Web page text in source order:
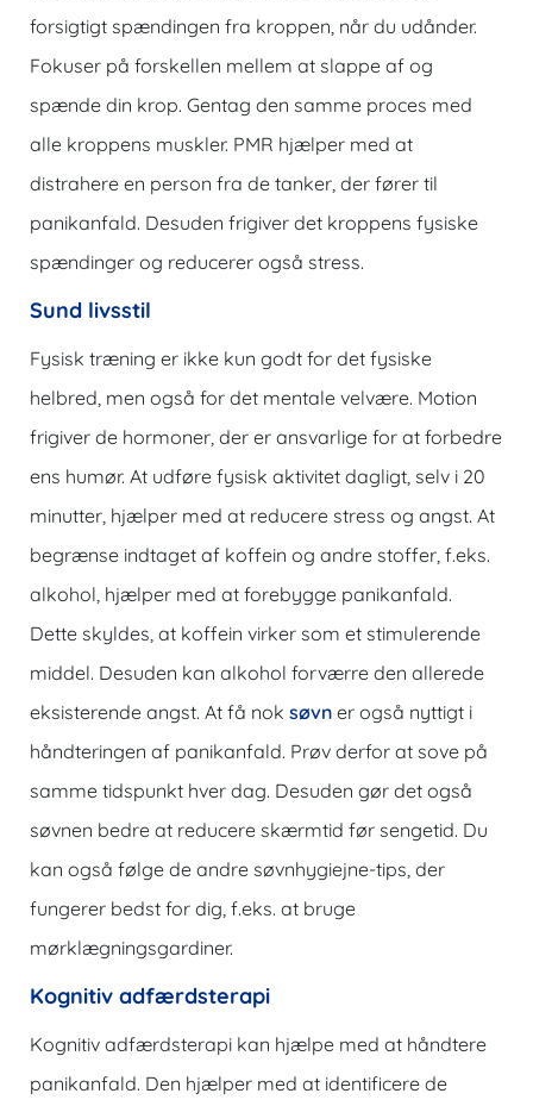
forsigtigt spændingen fra kroppen, når du udånder.
Fokuser på forskellen mellem at slappe af og
spænde din krop. Gentag den samme proces med
alle kroppens muskler. PMR hjælper med at
distrahere en person fra de tanker, der fører til
panikanfald. Desuden frigiver det kroppens fysiske
spændinger og reducerer også stress.
Sund livsstil
Fysisk træning er ikke kun godt for det fysiske
helbred, men også for det mentale velvære. Motion
frigiver de hormoner, der er ansvarlige for at forbedre
ens humør. At udføre fysisk aktivitet dagligt, selv i 20
minutter, hjælper med at reducere stress og angst. At
begrænse indtaget af koffein og andre stoffer, f.eks.
alkohol, hjælper med at forebygge panikanfald.
Dette skyldes, at koffein virker som et stimulerende
middel. Desuden kan alkohol forværre den allerede
eksisterende angst. At få nok søvn er også nyttigt i
håndteringen af ​​panikanfald. Prøv derfor at sove på
samme tidspunkt hver dag. Desuden gør det også
søvnen bedre at reducere skærmtid før sengetid. Du
kan også følge de andre søvnhygiejne-tips, der
fungerer bedst for dig, f.eks. at bruge
mørklægningsgardiner.
Kognitiv adfærdsterapi
Kognitiv adfærdsterapi kan hjælpe med at håndtere
panikanfald. Den hjælper med at identificere de